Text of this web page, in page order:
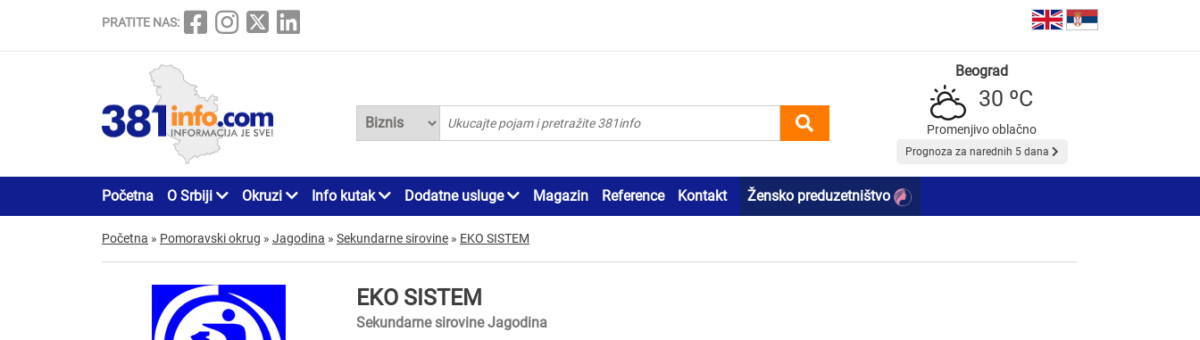
PRATITE NAS:
Beograd
30 ºC
Promenjivo oblačno
Prognoza za narednih 5 dana
Početna O Srbiji Okruzi Info kutak Dodatne usluge Magazin Reference Kontakt Žensko preduzetništvo
Početna » Pomoravski okrug » Jagodina » Sekundarne sirovine » EKO SISTEM
EKO SISTEM
Sekundarne sirovine Jagodina